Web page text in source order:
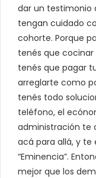
dar un testimonio
tengan cuidado
cohorte. Porque
tenés que cocinar
tenés que pagar
arreglarte como
tenés todo
teléfono, el
administración te
acá para allá, y te
“Eminencia”.
mejor que los